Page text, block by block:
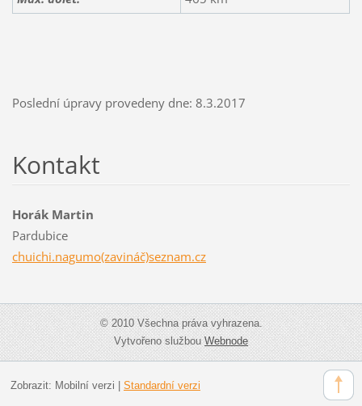
Poslední úpravy provedeny dne: 8.3.2017
Kontakt
Horák Martin
Pardubice
chuichi.nagumo(zavináč)seznam.cz
© 2010 Všechna práva vyhrazena.
Vytvořeno službouWebnode
Zobrazit: Mobilní verzi Standardní verzi